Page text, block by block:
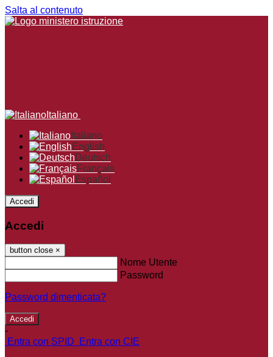
Salta al contenuto
Italiano
Italiano
English
Deutsch
Français
Español
Accedi
Accedi
button close ×
Nome Utente
Password
Password dimenticata?
-
Entra con SPID
Entra con CIE